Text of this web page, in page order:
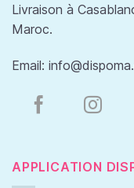
Livraison à
Maroc.
Email:
APPLICATION